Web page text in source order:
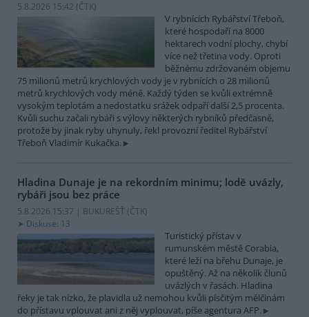
5.8.2026 15:42 (ČTK)
V rybnících Rybářství Třeboň,
které hospodaří na 8000
hektarech vodní plochy, chybí
více než třetina vody. Oproti
běžnému zdržovaném objemu
75 milionů metrů krychlových vody je v rybnících o 28 milionů
metrů krychlových vody méně. Každý týden se kvůli extrémně
vysokým teplotám a nedostatku srážek odpaří další 2,5 procenta.
Kvůli suchu začali rybáři s výlovy některých rybníků předčasně,
protože by jinak ryby uhynuly, řekl provozní ředitel Rybářství
Třeboň Vladimír Kukačka.
Hladina Dunaje je na rekordním minimu; lodě uvázly,
rybáři jsou bez práce
5.8.2026 15:37 | BUKUREŠŤ (ČTK)
Diskuse: 13
Turistický přístav v
rumunském městě Corabia,
které leží na břehu Dunaje, je
opuštěný. Až na několik člunů
uvázlých v řasách. Hladina
řeky je tak nízko, že plavidla už nemohou kvůli písčitým mělčinám
do přístavu vplouvat ani z něj vyplouvat, píše agentura AFP.